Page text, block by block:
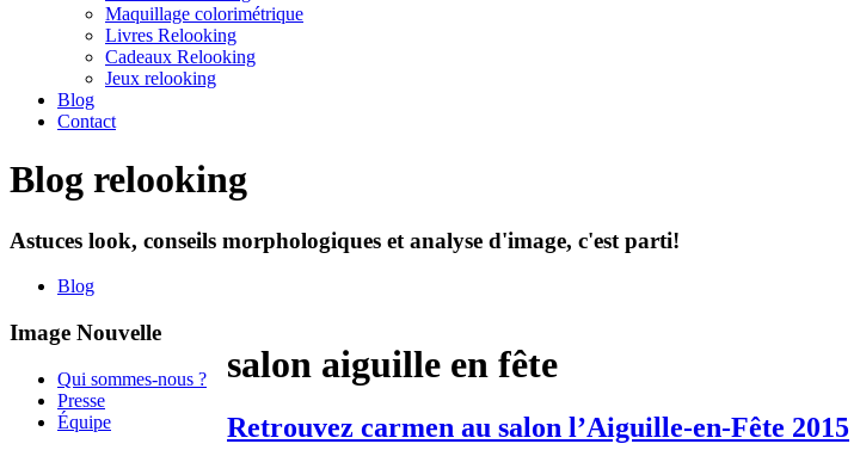
Maquillage colorimétrique
Livres Relooking
Cadeaux Relooking
Jeux relooking
Blog
Contact
Blog relooking
Astuces look, conseils morphologiques et analyse d'image, c'est parti!
Blog
salon aiguille en fête
Retrouvez carmen au salon l’Aiguille-en-Fête 2015
Image Nouvelle
Qui sommes-nous ?
Presse
Équipe